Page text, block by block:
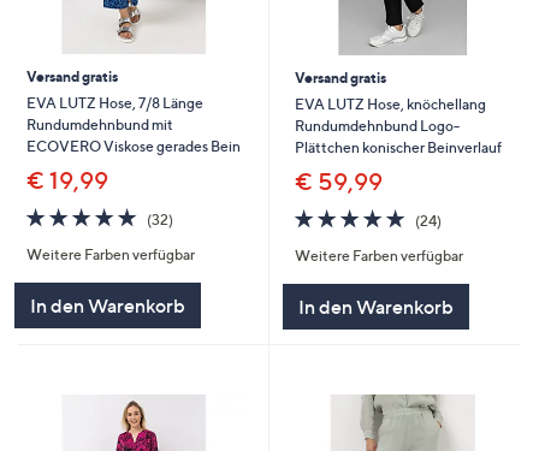
Versand gratis
EVA LUTZ Hose, 7/8 Länge
Rundumdehnbund mit
ECOVERO Viskose gerades Bein
€ 19,99
4.7
von
5
(32)32
Weitere Farben verfügbar
In den Warenkorb
Versand gratis
EVA LUTZ Hose, knöchellang
Rundumdehnbund Logo-
Plättchen konischer Beinverlauf
€ 59,99
4.7
von
5
(24)24
Weitere Farben verfügbar
In den Warenkorb